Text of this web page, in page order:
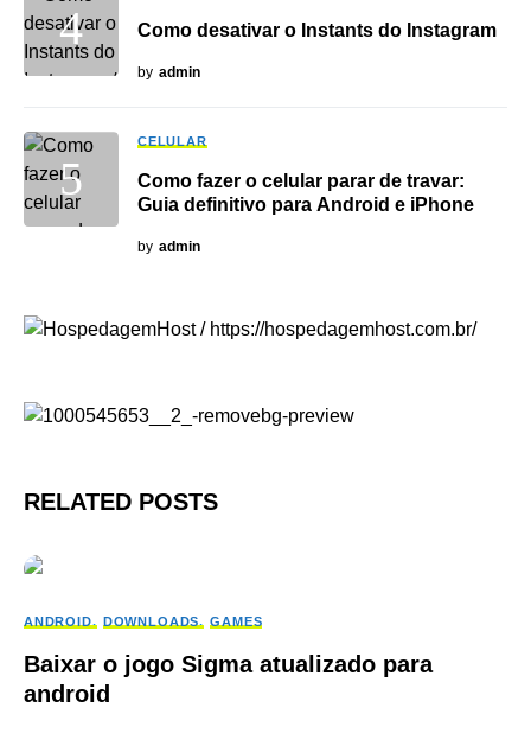
Como desativar o Instants do Instagram
by admin
CELULAR
Como fazer o celular parar de travar:
Guia definitivo para Android e iPhone
by admin
RELATED POSTS
ANDROID DOWNLOADS GAMES
Baixar o jogo Sigma atualizado para
android